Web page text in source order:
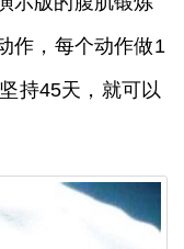
作，每个动作做1
持45天，就可以